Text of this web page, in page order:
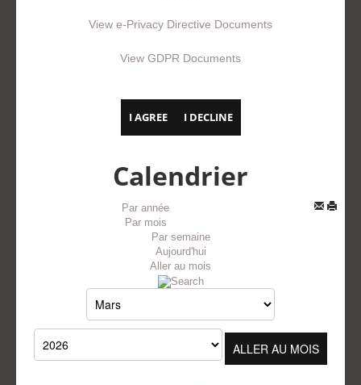
View e-Privacy Directive Documents
View GDPR Documents
I AGREE I DECLINE
Calendrier
Par année
Par mois
Par semaine
Aujourd'hui
Aller au mois
ALLER AU MOIS